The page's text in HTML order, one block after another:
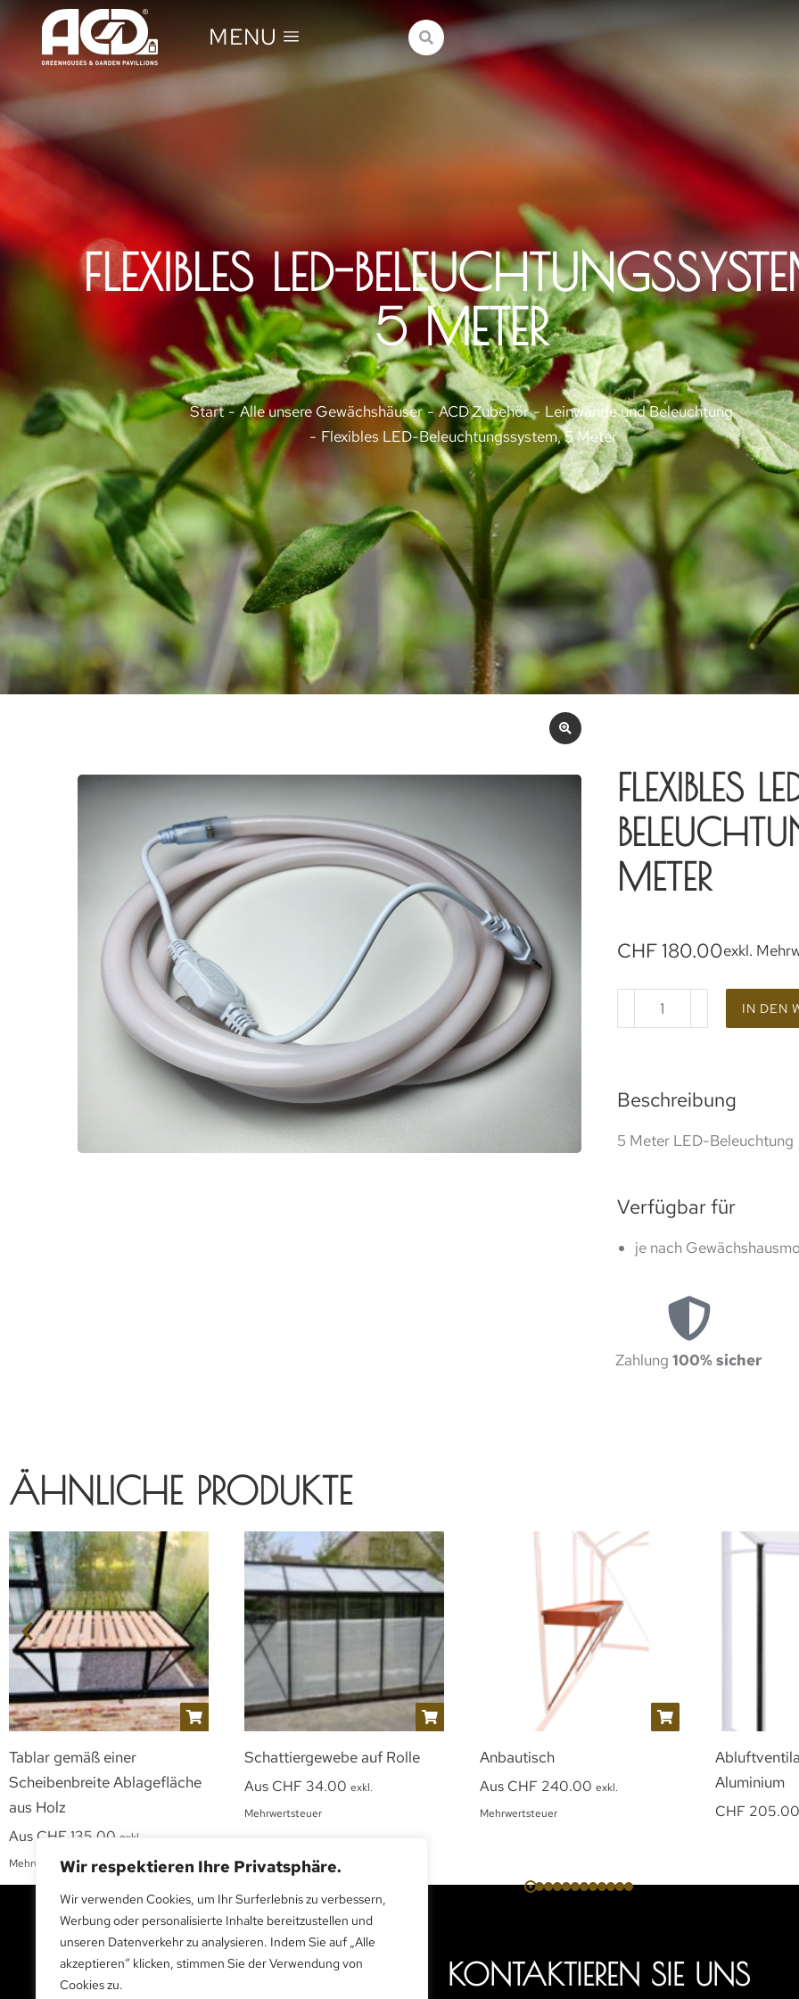
Wir respektieren Ihre Privatsphäre.
Wir verwenden Cookies, um Ihr Surferlebnis zu verbessern,
Werbung oder personalisierte Inhalte bereitzustellen und
unseren Datenverkehr zu analysieren. Indem Sie auf „Alle
akzeptieren“ klicken, stimmen Sie der Verwendung von
Cookies zu.
MENU
FLEXIBLES LED-
5 METER
Sie befinden sich hier:
Start Alle unsere Gewächshäuser ACD Zubehör
Leinwände und Beleuchtung
Flexibles LED-Beleuchtungssystem, 5 Meter
FLEXIBLES
METER
CHF 180.00exkl.
IN DEN
Beschreibung
5 Meter LED-Beleuchtung
Verfügbar für
je nach
Zahlung100% sicher
ÄHNLICHE PRODUKTE
Tablar gemäß einer
Scheibenbreite Ablagefläche
aus Holz
Aus CHF 135.00 exkl.
Mehrwertsteuer
Schattiergewebe auf Rolle
Aus CHF 34.00 exkl.
Mehrwertsteuer
Anbautisch
Aus CHF 240.00 exkl.
Mehrwertsteuer
Aluminium
CHF 205.00
BESUCHEN SIE UNS KONTAKTIEREN SIE UNS